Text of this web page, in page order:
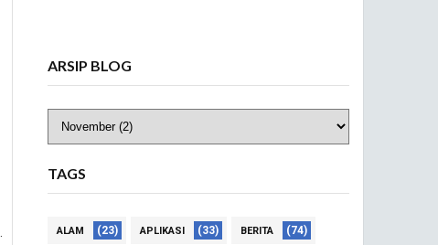
ARSIP BLOG
TAGS
ALAM (23) APLIKASI (33) BERITA (74)